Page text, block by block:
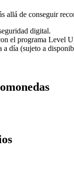
de conseguir
digital.
el programa Level
a día (sujeto a